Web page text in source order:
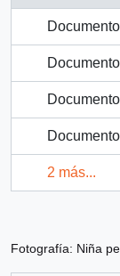
Documento
Documento
Documento
Documento
2 más...
Fotografía: Niña